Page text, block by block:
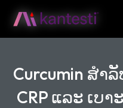
Curcumin ສຳ
CRP ແລະ ເບ